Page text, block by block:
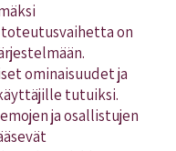
on
ominaisuudet ja
tutuiksi.
ja osallistujen